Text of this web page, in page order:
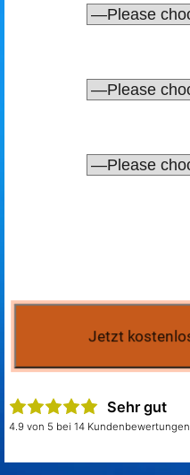
Sehr gut
4.9 von 5 bei 14 Kundenbewertungen